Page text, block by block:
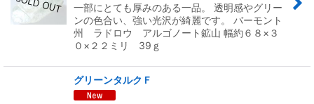
絞り込む
一部にとても厚みのある一品。 透明感やグリー
ンの色合い、強い光沢が綺麗です。 バーモント
州 ラドロウ アルゴノート鉱山 幅約６８×３
０×２２ミリ 39ｇ
グリーンタルクＦ